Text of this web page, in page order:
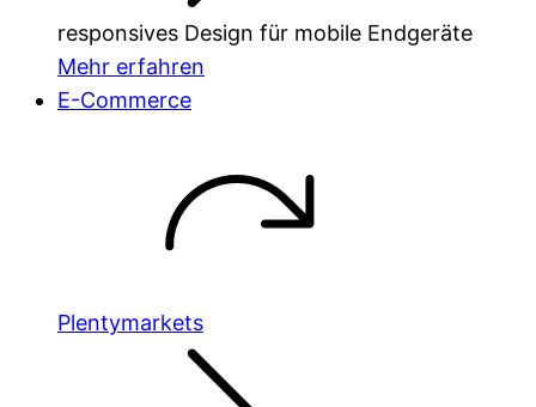
responsives Design für mobile Endgeräte
Mehr erfahren
E-Commerce
Plentymarkets